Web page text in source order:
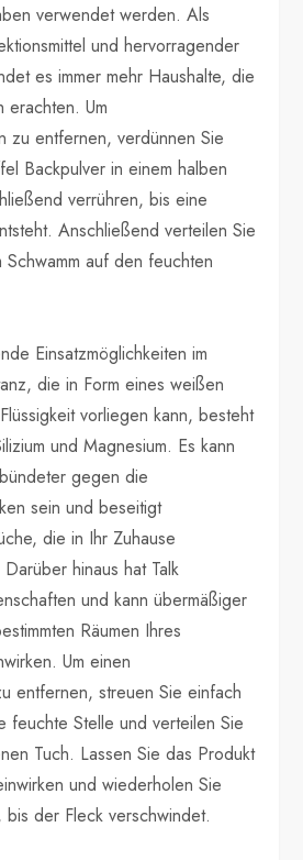
verwendet werden. Als
und hervorragender
es immer mehr Haushalte, die
erachten. Um
zu entfernen, verdünnen Sie
Backpulver in einem halben
verrühren, bis eine
Anschließend verteilen Sie
auf den feuchten
Einsatzmöglichkeiten im
die in Form eines weißen
vorliegen kann, besteht
und Magnesium. Es kann
gegen die
sein und beseitigt
die in Ihr Zuhause
hinaus hat Talk
und kann übermäßiger
Räumen Ihres
Um einen
entfernen, streuen Sie einfach
feuchte Stelle und verteilen Sie
Tuch. Lassen Sie das Produkt
und wiederholen Sie
der Fleck verschwindet.